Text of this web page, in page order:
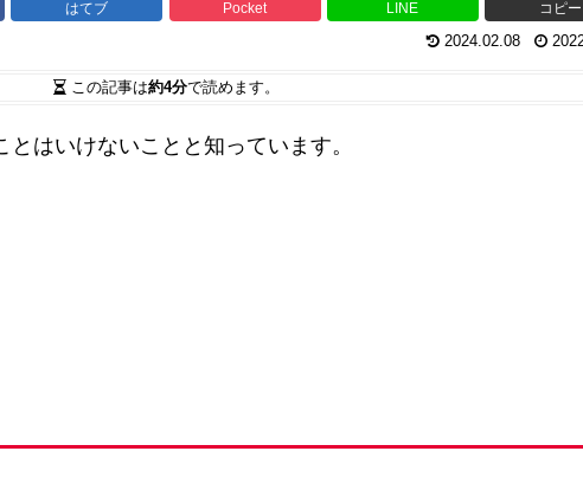
はてブ Pocket LINE コピー
2024.02.08
この記事は約4分で読めます。
はいけないことと知っています。